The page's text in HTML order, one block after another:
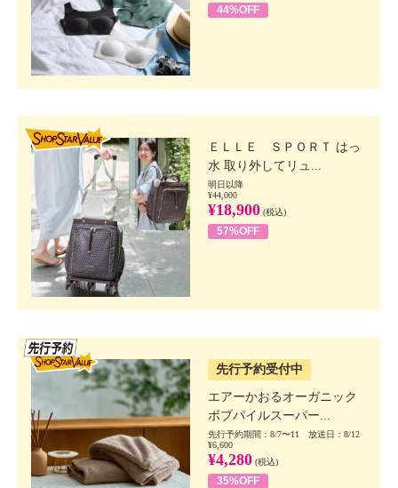
44%OFF
ＥＬＬＥ ＳＰＯＲＴ はっ
水 取り外してリュ...
明日以降
¥44,000
¥18,900 (税込)
57%OFF
先行予約受付中
エアーかおるオーガニック
ボブパイルスーパー...
先行予約期間：8/7〜11 放送日：8/12
¥6,600
¥4,280 (税込)
35%OFF